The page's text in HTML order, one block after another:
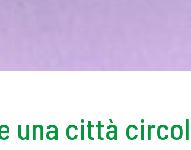
una città